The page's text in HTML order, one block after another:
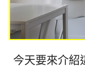
今天要來介紹